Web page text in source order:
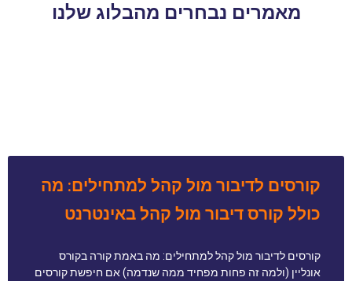
מאמרים נבחרים מהבלוג שלנו
קורסים לדיבור מול קהל למתחילים: מה
כולל קורס דיבור מול קהל באינטרנט
קורסים לדיבור מול קהל למתחילים: מה באמת קורה בקורס
אונליין (ולמה זה פחות מפחיד ממה שנדמה) אם חיפשת קורסים